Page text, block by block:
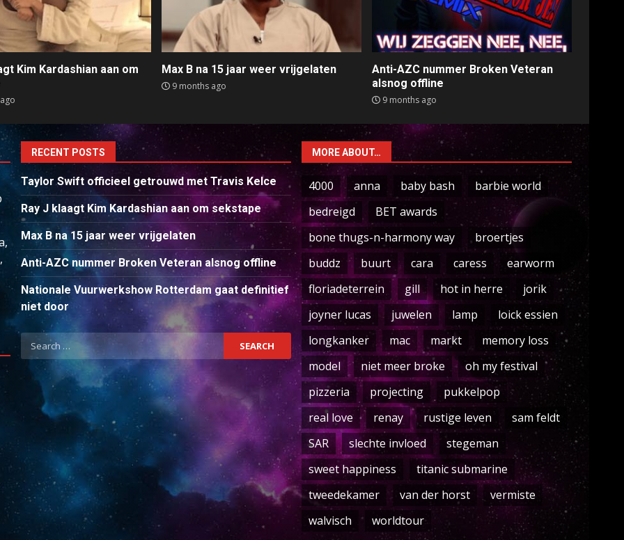
Kim Kardashian aan om
Max B na 15 jaar weer vrijgelaten
9 months ago
Anti-AZC nummer Broken Veteran
alsnog offline
9 months ago
RECENT POSTS
Taylor Swift officieel getrouwd met Travis Kelce
Ray J klaagt Kim Kardashian aan om sekstape
Max B na 15 jaar weer vrijgelaten
Anti-AZC nummer Broken Veteran alsnog offline
Nationale Vuurwerkshow Rotterdam gaat definitief
niet door
Search
for:
MORE ABOUT…
4000 anna baby bash
barbie world
bedreigd
BET awards
bone thugs-n-harmony way
broertjes
buddz
buurt cara caress
earworm
floriadeterrein
gill hot in herre
jorik
joyner lucas
juwelen lamp
loick essien
longkanker
mac markt
memory loss
model
niet meer broke
oh my festival
pizzeria
projecting
pukkelpop
real love
renay rustige leven
sam feldt
SAR
slechte invloed
stegeman
sweet happiness
titanic submarine
tweedekamer
van der horst
vermiste
walvisch
worldtour